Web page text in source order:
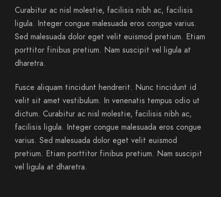
Curabitur ac nisl molestie, facilisis nibh ac, facilisis
ligula. Integer congue malesuada eros congue varius.
Sed malesuada dolor eget velit euismod pretium. Etiam
porttitor finibus pretium. Nam suscipit vel ligula at
dharetra.
Fusce aliquam tincidunt hendrerit. Nunc tincidunt id
velit sit amet vestibulum. In venenatis tempus odio ut
dictum. Curabitur ac nisl molestie, facilisis nibh ac,
facilisis ligula. Integer congue malesuada eros congue
varius. Sed malesuada dolor eget velit euismod
pretium. Etiam porttitor finibus pretium. Nam suscipit
vel ligula at dharetra.